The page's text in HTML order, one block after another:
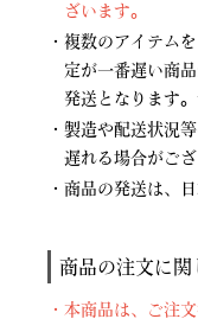
ざいます。
・複数のアイテム
定が一番遅い商
発送となります
・製造や配送状況
遅れる場合がご
・商品の発送は、
商品の注文に関
・本商品は、ご注